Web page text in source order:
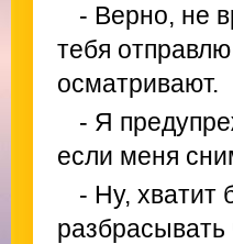
- Верно, не
тебя
осматривают.
- Я
если меня
- Ну, хватит
разбрасывать